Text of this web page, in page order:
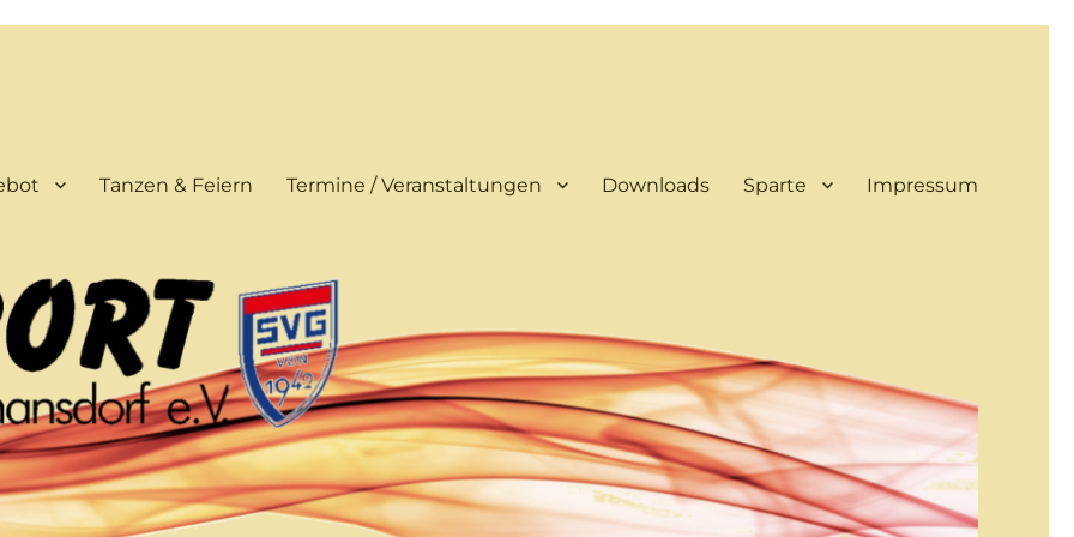
Tanzen & Feiern Termine / Veranstaltungen Downloads Sparte Impressum